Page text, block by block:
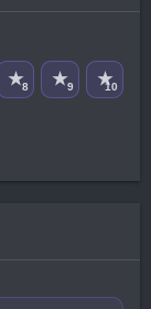
★8 ★9 ★10